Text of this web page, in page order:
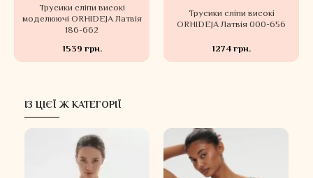
Трусики сліпи високі
моделюючі ORHIDEJA Латвія
186-662
1539 грн.
Трусики сліпи високі
ORHIDEJA Латвія 000-656
1274 грн.
ІЗ ЦІЄЇ Ж КАТЕГОРІЇ